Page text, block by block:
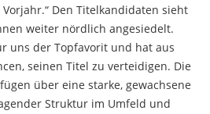
Den Titelkandidaten sieht
weiter nördlich angesiedelt.
uns der Topfavorit und hat aus
seinen Titel zu verteidigen. Die
über eine starke, gewachsene
Struktur im Umfeld und